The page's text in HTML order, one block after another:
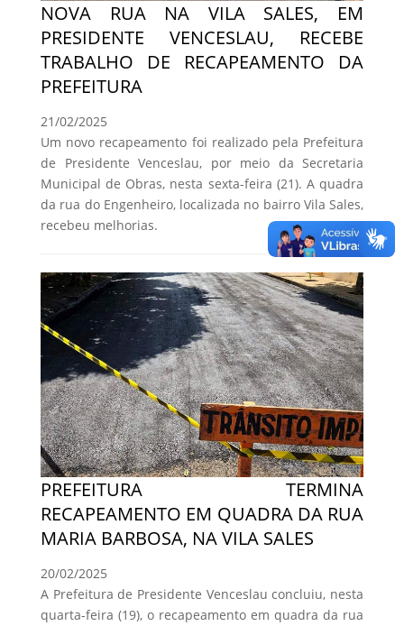
NOVA RUA NA VILA SALES, EM
PRESIDENTE VENCESLAU, RECEBE
TRABALHO DE RECAPEAMENTO DA
PREFEITURA
21/02/2025
Um novo recapeamento foi realizado pela Prefeitura
de Presidente Venceslau, por meio da Secretaria
Municipal de Obras, nesta sexta-feira (21). A quadra
da rua do Engenheiro, localizada no bairro Vila Sales,
recebeu melhorias.
PREFEITURA TERMINA
RECAPEAMENTO EM QUADRA DA RUA
MARIA BARBOSA, NA VILA SALES
20/02/2025
A Prefeitura de Presidente Venceslau concluiu, nesta
quarta-feira (19), o recapeamento em quadra da rua